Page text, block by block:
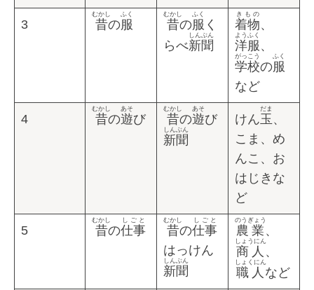
3 昔
むかし
の服
ふく
昔
むかし
の服
ふく
く
らべ新聞
しんぶん
着物
きもの
、
洋服
ようふく
、
学校
がっこう
の服
ふく
など
4 昔
むかし
の遊
あそ
び 昔
むかし
の遊
あそ
び
新聞
しんぶん
けん玉
だま
、
こま、め
んこ、お
はじきな
ど
5 昔
むかし
の仕事
しごと
昔
むかし
の仕事
しごと
はっけん
新聞
しんぶん
農業
のうぎょう
、
商人
しょうにん
、
職人
しょくにん
など